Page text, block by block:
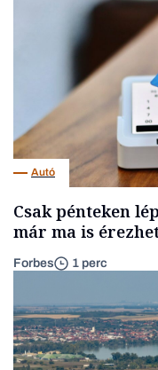
Autó
Csak pénteken
már ma is
Forbes 1 perc